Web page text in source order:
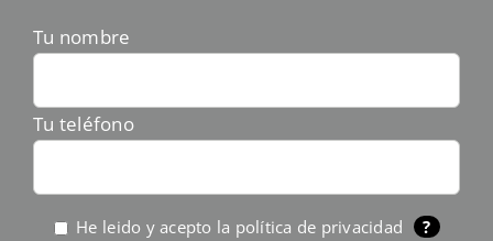
Tu nombre
Tu teléfono
He leido y acepto la política de privacidad ?